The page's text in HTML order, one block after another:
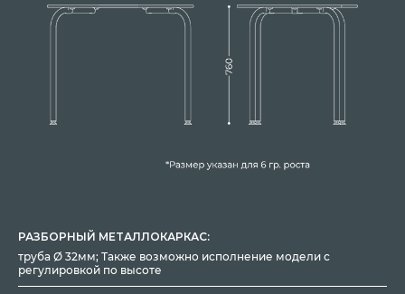
РАЗБОРНЫЙ МЕТАЛЛОКАРКАС:
труба Ø 32мм; Также возможно исполнение модели с
регулировкой по высоте